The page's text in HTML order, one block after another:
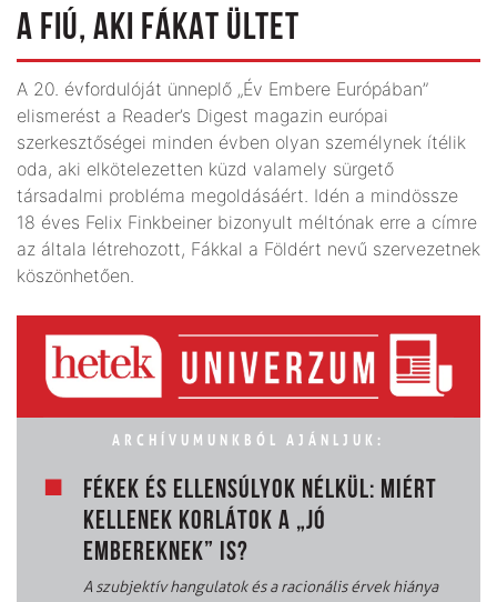
A FIÚ, AKI FÁKAT ÜLTET
A 20. évfordulóját ünneplő „Év Embere Európában”
elismerést a Reader’s Digest magazin európai
szerkesztőségei minden évben olyan személynek ítélik
oda, aki elkötelezetten küzd valamely sürgető
társadalmi probléma megoldásáért. Idén a mindössze
18 éves Felix Finkbeiner bizonyult méltónak erre a címre
az általa létrehozott, Fákkal a Földért nevű szervezetnek
köszönhetően.
ARCHÍVUMUNKBÓL AJÁNLJUK:
FÉKEK ÉS ELLENSÚLYOK NÉLKÜL: MIÉRT
KELLENEK KORLÁTOK A „JÓ
EMBEREKNEK” IS?
A szubjektív hangulatok és a racionális érvek hiánya